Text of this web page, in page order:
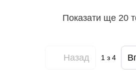
Показати ще 20
Назад 1з 4